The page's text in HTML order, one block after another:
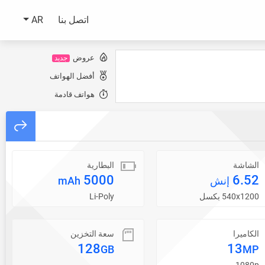
اتصل بنا AR
عروض جديد
أفضل الهواتف
هواتف قادمة
الشاشة
6.52 إنش
540x1200 بكسل
البطارية
5000
mAh
Li-Poly
الكاميرا
13MP
سعة التخزين
128GB